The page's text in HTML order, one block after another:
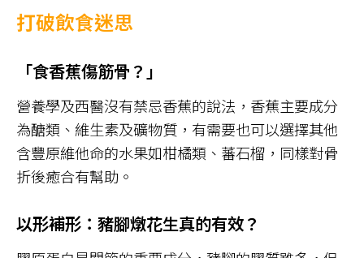
打破飲食迷思
「食香蕉傷筋骨？」
營養學及西醫沒有禁忌香蕉的說法，香蕉主要成分
為醣類、維生素及礦物質，有需要也可以選擇其他
含豐原維他命的水果如柑橘類、蕃石榴，同樣對骨
折後癒合有幫助。
以形補形：豬腳燉花生真的有效？